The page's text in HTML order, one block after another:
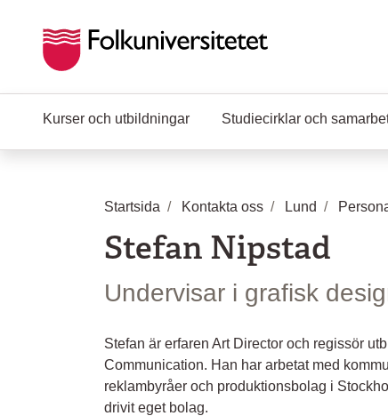
Kurser och utbildningar Studiecirklar och
Startsida Kontakta oss Lund
Stefan Nipstad
Undervisar i grafisk
Stefan är erfaren Art Director och regissör
Communication. Han har arbetat med
reklambyråer och produktionsbolag i
drivit eget bolag.